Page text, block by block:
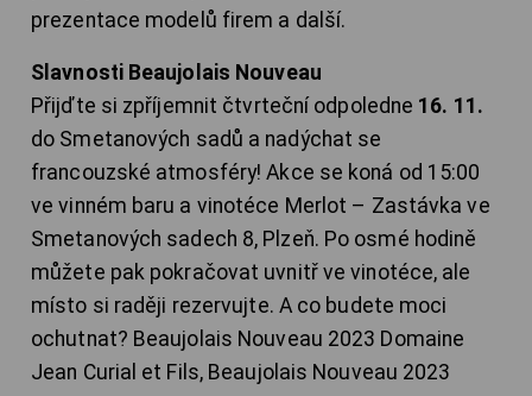
prezentace modelů firem a další.
Slavnosti Beaujolais Nouveau
Přijďte si zpříjemnit čtvrteční odpoledne 16. 11.
do Smetanových sadů a nadýchat se
francouzské atmosféry! Akce se koná od 15:00
ve vinném baru a vinotéce Merlot – Zastávka ve
Smetanových sadech 8, Plzeň. Po osmé hodině
můžete pak pokračovat uvnitř ve vinotéce, ale
místo si raději rezervujte. A co budete moci
ochutnat? Beaujolais Nouveau 2023 Domaine
Jean Curial et Fils, Beaujolais Nouveau 2023